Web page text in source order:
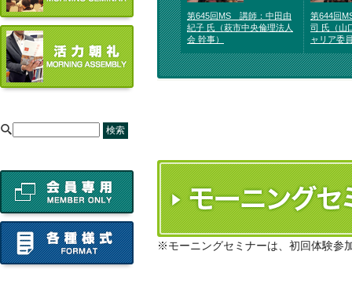
第645回MS 講師：中田由
紀子 氏（萩市中央倫理法人
会 幹事）
第644回
司 氏（山
ャリア委
※モーニングセミナーは、初回体験参
[